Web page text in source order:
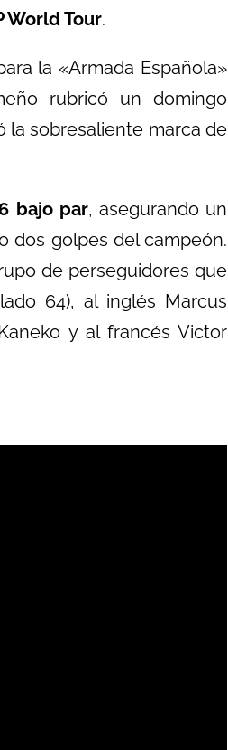
World Tour.
la «Armada Española»
rubricó un domingo
la sobresaliente marca de
bajo par, asegurando un
dos golpes del campeón.
de perseguidores que
64), al inglés Marcus
y al francés Victor